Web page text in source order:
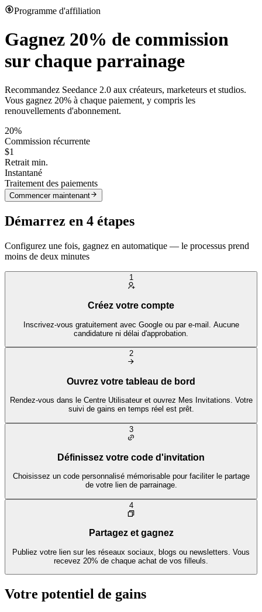
Programme d'affiliation
Gagnez 20% de commission
sur chaque parrainage
Recommandez Seedance 2.0 aux créateurs, marketeurs et studios.
Vous gagnez 20% à chaque paiement, y compris les
renouvellements d'abonnement.
20%
Commission récurrente
$1
Retrait min.
Instantané
Traitement des paiements
Commencer maintenant
Démarrez en 4 étapes
Configurez une fois, gagnez en automatique — le processus prend
moins de deux minutes
1
Créez votre compte
Inscrivez-vous gratuitement avec Google ou par e-mail. Aucune
candidature ni délai d'approbation.
2
Ouvrez votre tableau de bord
Rendez-vous dans le Centre Utilisateur et ouvrez Mes Invitations. Votre
suivi de gains en temps réel est prêt.
3
Définissez votre code d'invitation
Choisissez un code personnalisé mémorisable pour faciliter le partage
de votre lien de parrainage.
4
Partagez et gagnez
Publiez votre lien sur les réseaux sociaux, blogs ou newsletters. Vous
recevez 20% de chaque achat de vos filleuls.
Votre potentiel de gains